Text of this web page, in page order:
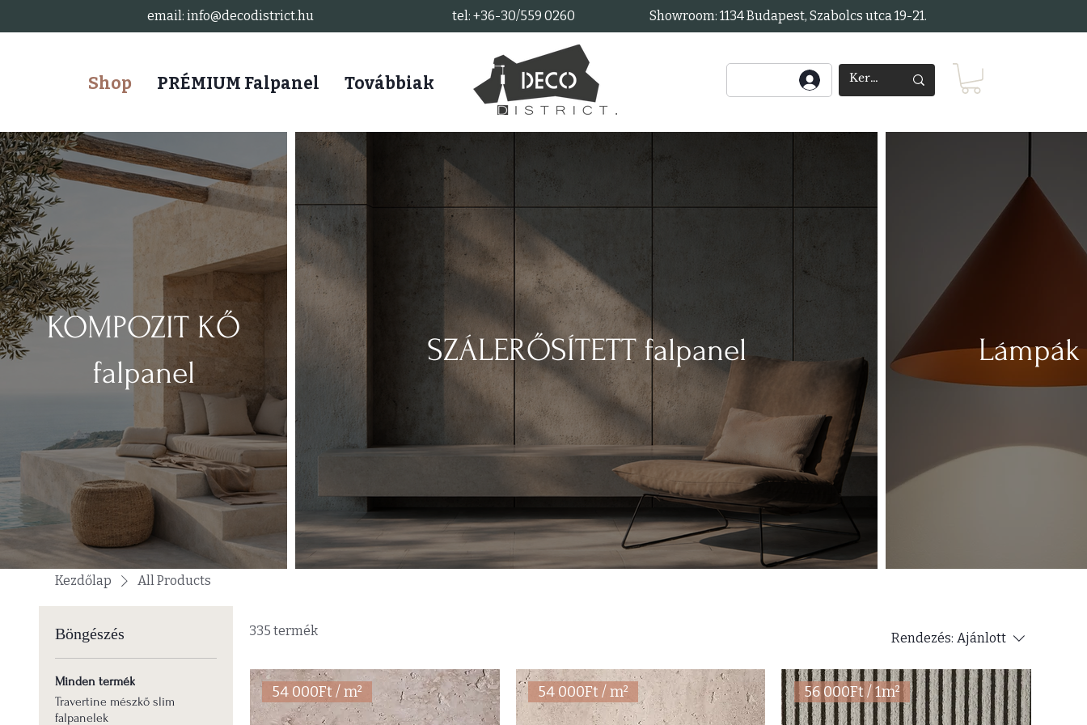
email: info@decodistrict.hu tel: +36-30/559 0260 Showroom: 1134 Budapest, Szabolcs utca 19-21.
Shop PRÉMIUM Falpanel Továbbiak
KOMPOZIT KŐ
falpanel
SZÁLERŐSÍTETT falpanel Lámpák
Kezdőlap All Products
Böngészés
Minden termék
Travertine mészkő slim
falpanelek
335 termék Rendezés: Ajánlott
54 000Ft / m² 54 000Ft / m² 56 000Ft / 1m²